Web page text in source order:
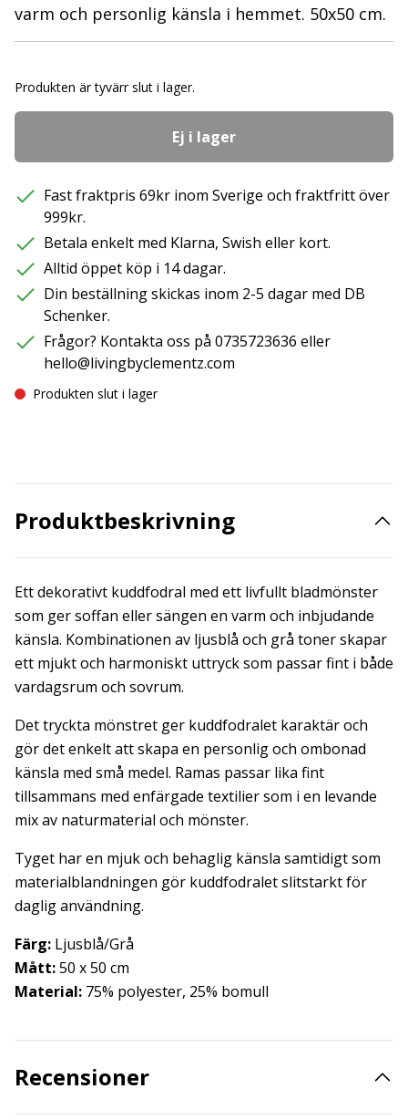
varm och personlig känsla i hemmet. 50x50 cm.
Produkten är tyvärr slut i lager.
Ej i lager
Fast fraktpris 69kr inom Sverige och fraktfritt över
999kr.
Betala enkelt med Klarna, Swish eller kort.
Alltid öppet köp i 14 dagar.
Din beställning skickas inom 2-5 dagar med DB
Schenker.
Frågor? Kontakta oss på 0735723636 eller
hello@livingbyclementz.com
Produkten slut i lager
Produktbeskrivning
Ett dekorativt kuddfodral med ett livfullt bladmönster
som ger soffan eller sängen en varm och inbjudande
känsla. Kombinationen av ljusblå och grå toner skapar
ett mjukt och harmoniskt uttryck som passar fint i både
vardagsrum och sovrum.
Det tryckta mönstret ger kuddfodralet karaktär och
gör det enkelt att skapa en personlig och ombonad
känsla med små medel. Ramas passar lika fint
tillsammans med enfärgade textilier som i en levande
mix av naturmaterial och mönster.
Tyget har en mjuk och behaglig känsla samtidigt som
materialblandningen gör kuddfodralet slitstarkt för
daglig användning.
Färg: Ljusblå/Grå
Mått:50 x 50 cm
Material: 75% polyester, 25% bomull
Recensioner